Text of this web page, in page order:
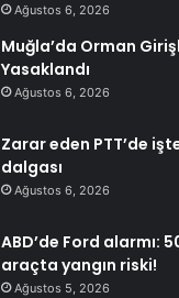
Ağustos 6, 2026
Muğla’da Orman
Yasaklandı
Ağustos 6, 2026
Zarar eden PTT’de
dalgası
Ağustos 6, 2026
ABD’de Ford alarmı:
araçta yangın riski!
Ağustos 5, 2026